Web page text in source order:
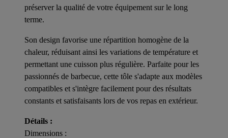
préserver la qualité de votre équipement sur le long
terme.
Son design favorise une répartition homogène de la
chaleur, réduisant ainsi les variations de température et
permettant une cuisson plus régulière. Parfaite pour les
passionnés de barbecue, cette tôle s'adapte aux modèles
compatibles et s'intègre facilement pour des résultats
constants et satisfaisants lors de vos repas en extérieur.
Détails :
Dimensions :